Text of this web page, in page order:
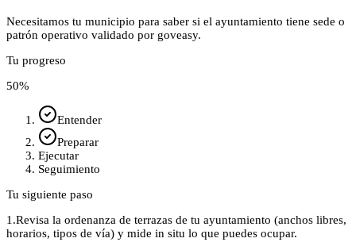
Necesitamos tu municipio para saber si el ayuntamiento tiene sede o
patrón operativo validado por goveasy.
Tu progreso
50%
Entender
Preparar
Ejecutar
Seguimiento
Tu siguiente paso
1.Revisa la ordenanza de terrazas de tu ayuntamiento (anchos libres,
horarios, tipos de vía) y mide in situ lo que puedes ocupar.